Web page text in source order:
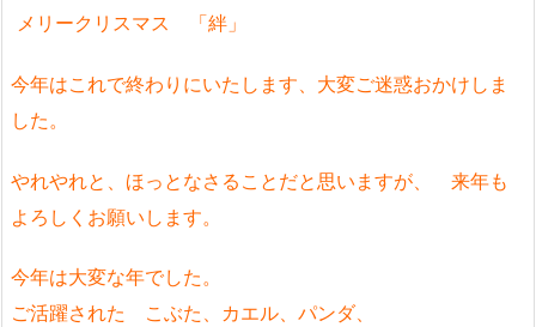
メリークリスマス 「絆」
今年はこれで終わりにいたします、大変ご迷惑おかけしま
した。
やれやれと、ほっとなさることだと思いますが、 来年も
よろしくお願いします。
今年は大変な年でした。
ご活躍された こぶた、カエル、パンダ、